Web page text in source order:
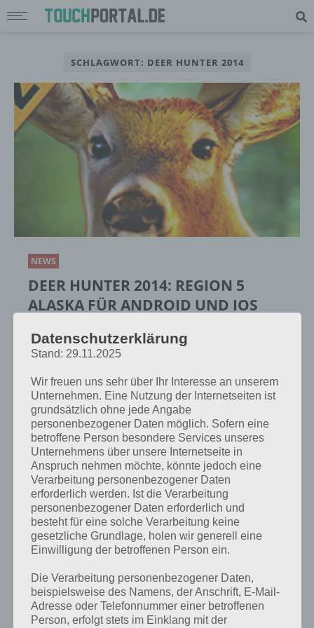
SCHLAGWORT: DEER HUNTER 2014
NEWS
DEER HUNTER 2014: REGION 5
ALASKA FÜR ANDROID UND IOS
PAUL STELZER - 28. OKTOBER 2013
width="150"] Deer Hunter 2014 - (c) Glu
Mobile[/caption] Die Spiele App Deer Hunter 2014
wurde um die Region 5 namens Alaska für Android
und…
Datenschutzerklärung
Stand: 29.11.2025
Wir freuen uns sehr über Ihr Interesse an unserem
Unternehmen. Eine Nutzung der Internetseiten ist
grundsätzlich ohne jede Angabe
personenbezogener Daten möglich. Sofern eine
betroffene Person besondere Services unseres
Unternehmens über unsere Internetseite in
Anspruch nehmen möchte, könnte jedoch eine
Verarbeitung personenbezogener Daten
erforderlich werden. Ist die Verarbeitung
personenbezogener Daten erforderlich und
besteht für eine solche Verarbeitung keine
gesetzliche Grundlage, holen wir generell eine
Einwilligung der betroffenen Person ein.
Die Verarbeitung personenbezogener Daten,
beispielsweise des Namens, der Anschrift, E-Mail-
Adresse oder Telefonnummer einer betroffenen
Person, erfolgt stets im Einklang mit der